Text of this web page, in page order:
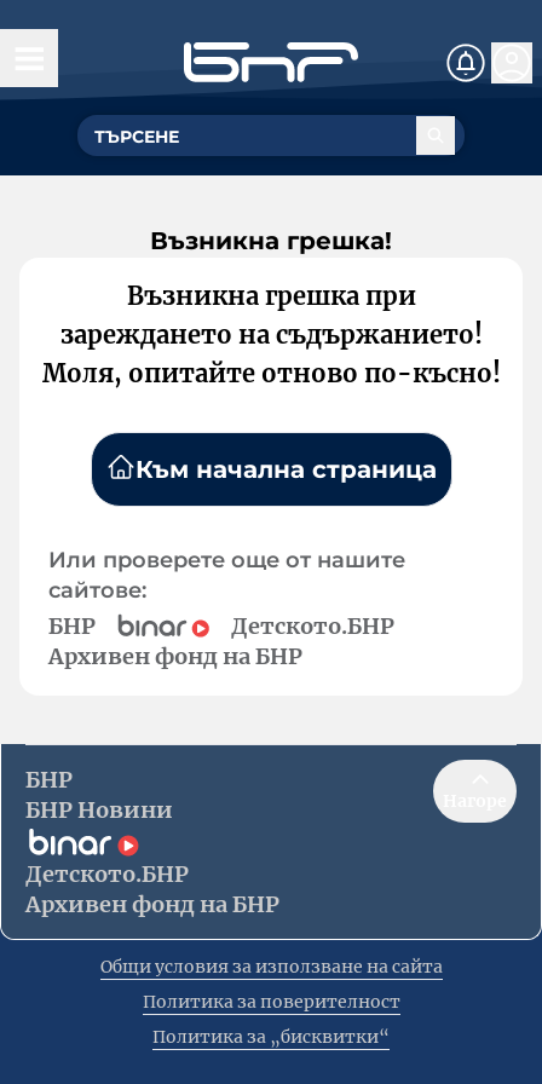
Възникна грешка!
Възникна грешка при
зареждането на съдържанието!
Моля, опитайте отново по-късно!
Към начална страница
Или проверете още от нашите
сайтове:
БНР
Детското.БНР
Архивен фонд на БНР
БНР
БНР Новини
Детското.БНР
Архивен фонд на БНР
Общи условия за използване на сайта
Политика за поверителност
Политика за „бисквитки“